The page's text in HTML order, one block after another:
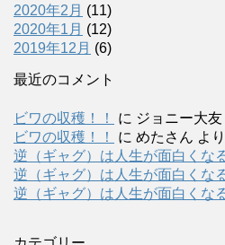
2020年2月 (11)
2020年1月 (12)
2019年12月 (6)
最近のコメント
ビワの収穫！！ に ジョニー大友
ビワの収穫！！
に めたさん より
逆（ギャグ）は人生が面白くな
逆（ギャグ）は人生が面白くな
逆（ギャグ）は人生が面白くな